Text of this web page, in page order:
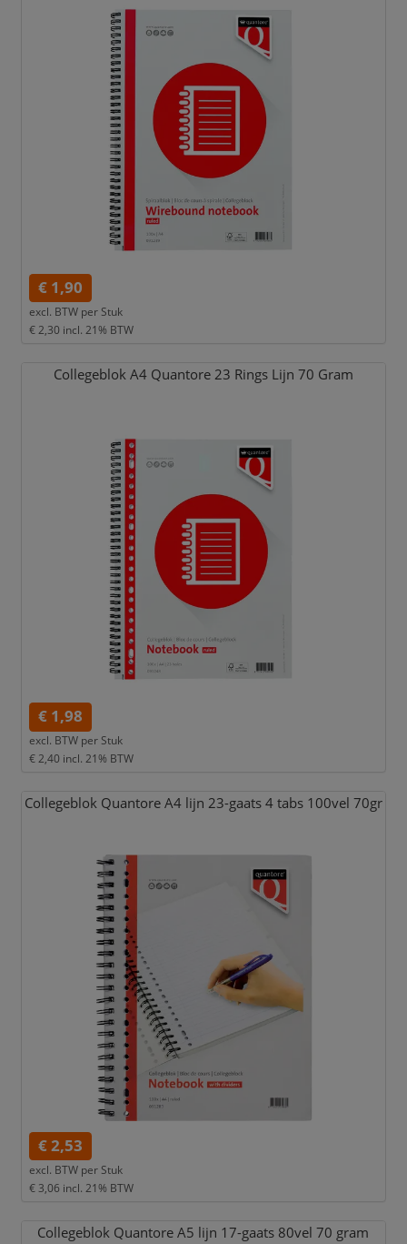
€ 1,90
excl. BTW per Stuk
€ 2,30 incl. 21% BTW
Collegeblok A4 Quantore 23 Rings Lijn 70 Gram
€ 1,98
excl. BTW per Stuk
€ 2,40 incl. 21% BTW
Collegeblok Quantore A4 lijn 23-gaats 4 tabs 100vel 70gr
€ 2,53
excl. BTW per Stuk
€ 3,06 incl. 21% BTW
Collegeblok Quantore A5 lijn 17-gaats 80vel 70 gram